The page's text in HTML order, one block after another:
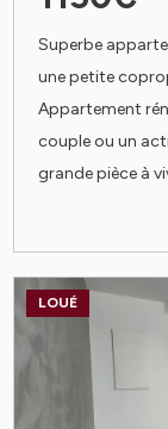
Superbe
une petite
Appartement
couple ou un
grande pièce à
LOUÉ